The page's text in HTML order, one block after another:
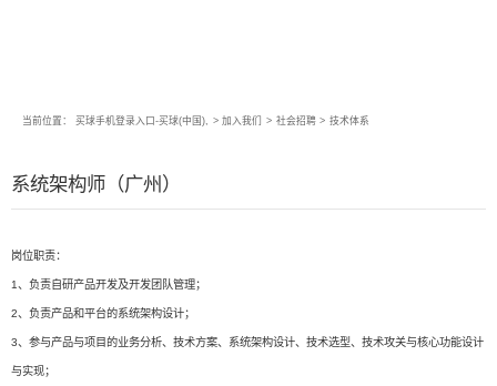
当前位置： 买球手机登录入口-买球(中国), > 加入我们 > 社会招聘 > 技术体系
系统架构师（广州）
岗位职责：
1、负责自研产品开发及开发团队管理；
2、负责产品和平台的系统架构设计；
3、参与产品与项目的业务分析、技术方案、系统架构设计、技术选型、技术攻关与核心功能设计
与实现；